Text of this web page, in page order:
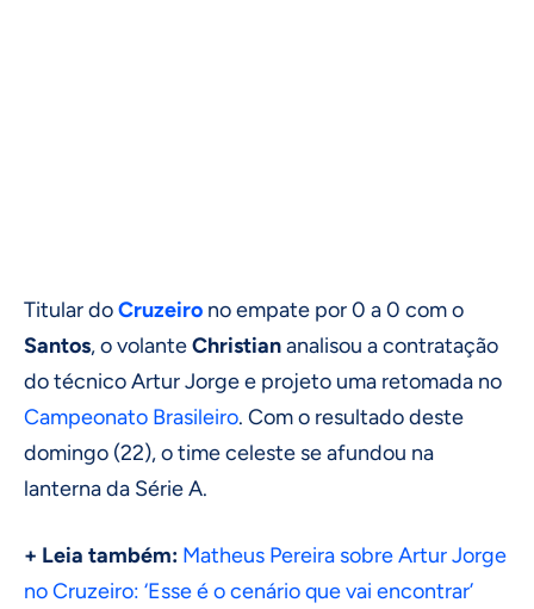
Titular doCruzeiro no empate por 0 a 0 com o
Santos, o volanteChristiananalisou a contratação
do técnico Artur Jorge e projeto uma retomada no
Campeonato Brasileiro. Com o resultado deste
domingo (22), o time celeste se afundou na
lanterna da Série A.
+ Leia também: Matheus Pereira sobre Artur Jorge
no Cruzeiro: ‘Esse é o cenário que vai encontrar’